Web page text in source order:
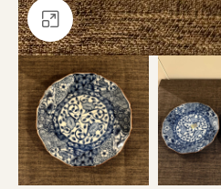
Click to enlarge